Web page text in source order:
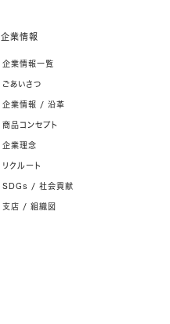
企業情報
企業情報一覧
ごあいさつ
企業情報 / 沿革
商品コンセプト
企業理念
リクルート
SDGs / 社会貢献
支店 / 組織図